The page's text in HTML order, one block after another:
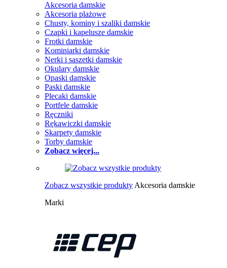
Akcesoria damskie
Akcesoria plażowe
Chusty, kominy i szaliki damskie
Czapki i kapelusze damskie
Frotki damskie
Kominiarki damskie
Nerki i saszetki damskie
Okulary damskie
Opaski damskie
Paski damskie
Plecaki damskie
Portfele damskie
Ręczniki
Rękawiczki damskie
Skarpety damskie
Torby damskie
Zobacz więcej...
Zobacz wszystkie produkty Akcesoria damskie
Marki